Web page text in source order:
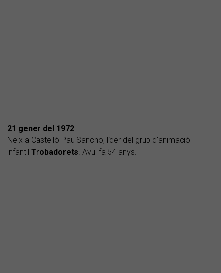
21 gener del 1972
Neix a Castelló Pau Sancho, líder del grup d'animació
infantil Trobadorets. Avui fa 54 anys.